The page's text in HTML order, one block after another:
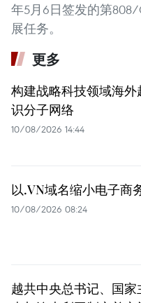
年5月6日签发的第
展任务。
更多
构建战略科技领域海外
识分子网络
10/08/2026 14:44
以.VN域名缩小电子商
10/08/2026 08:24
越共中央总书记、国